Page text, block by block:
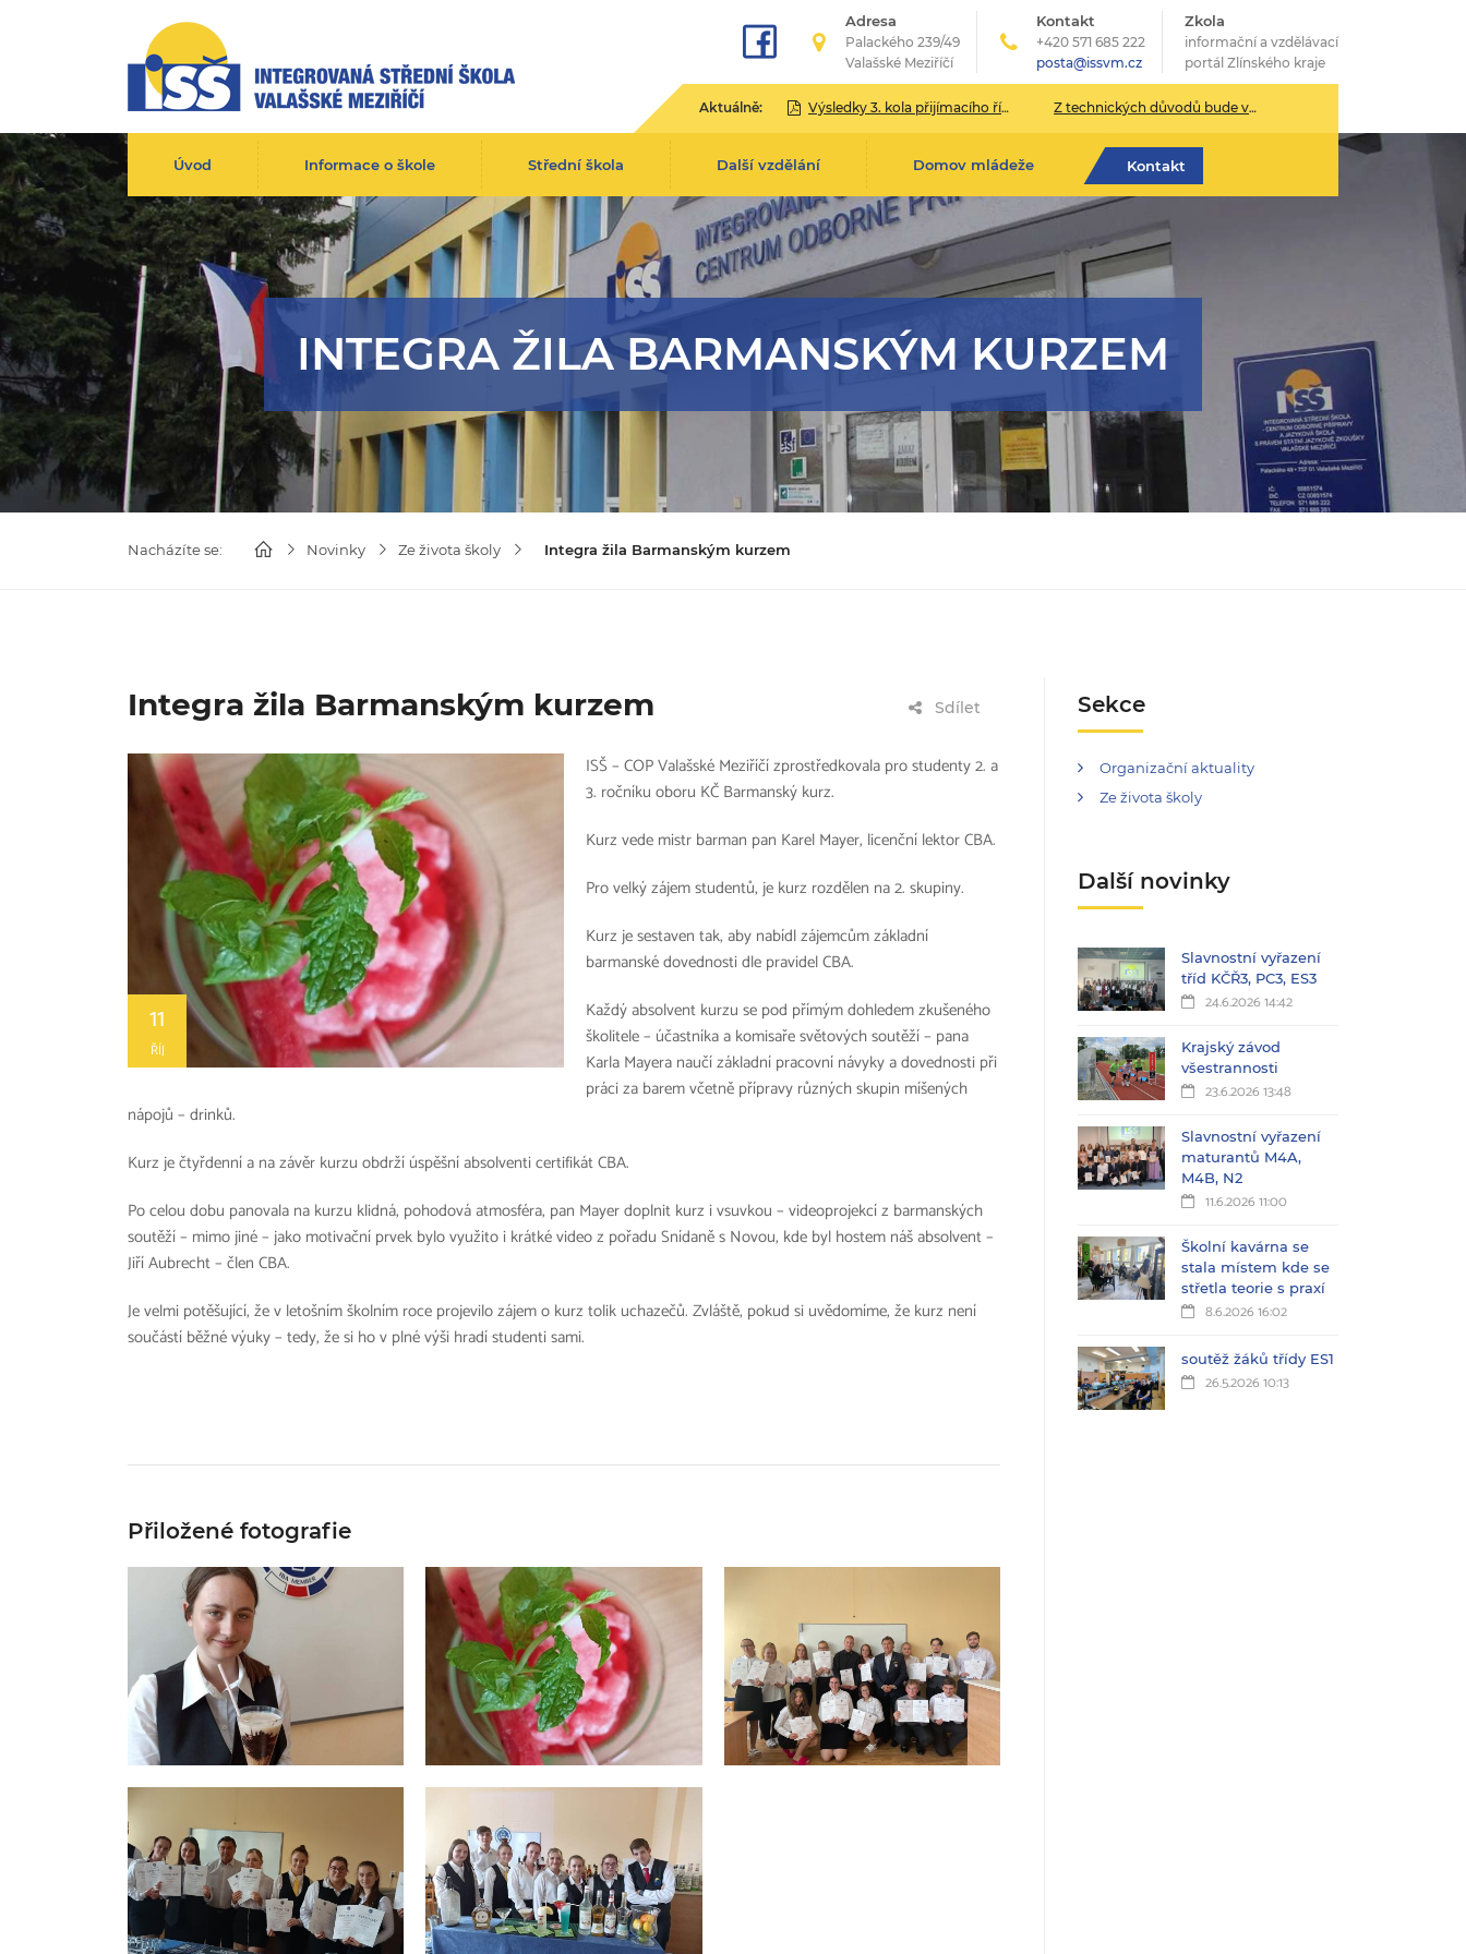
Adresa
Palackého 239/49
Valašské Meziříčí
Kontakt
+420 571 685 222
posta@issvm.cz
Zkola
informační a vzdělávací
portál Zlínského kraje
Aktuálně: Výsledky 3. kola přijímacího řízení pro školní rok 2026/2027 Z technických důvodů bude v pondělí 13. července sekretariát školy uzavřen.
Úvod Informace o škole Střední škola Další vzdělání Domov mládeže Kontakt
INTEGRA ŽILA BARMANSKÝM KURZEM
Nacházíte se: Novinky Ze života školy Integra žila Barmanským kurzem
Sdílet
Integra žila Barmanským kurzem
11
ŘÍJ
ISŠ – COP Valašské Meziříčí zprostředkovala pro studenty 2. a
3. ročníku oboru KČ Barmanský kurz.
Kurz vede mistr barman pan Karel Mayer, licenční lektor CBA.
Pro velký zájem studentů, je kurz rozdělen na 2. skupiny.
Kurz je sestaven tak, aby nabídl zájemcům základní
barmanské dovednosti dle pravidel CBA.
Každý absolvent kurzu se pod přímým dohledem zkušeného
školitele – účastníka a komisaře světových soutěží – pana
Karla Mayera naučí základní pracovní návyky a dovednosti při
práci za barem včetně přípravy různých skupin míšených
nápojů – drinků.
Kurz je čtyřdenní a na závěr kurzu obdrží úspěšní absolventi certifikát CBA.
Po celou dobu panovala na kurzu klidná, pohodová atmosféra, pan Mayer doplnit kurz i vsuvkou – videoprojekcí z barmanských
soutěží – mimo jiné – jako motivační prvek bylo využito i krátké video z pořadu Snídaně s Novou, kde byl hostem náš absolvent –
Jiří Aubrecht – člen CBA.
Je velmi potěšující, že v letošním školním roce projevilo zájem o kurz tolik uchazečů. Zvláště, pokud si uvědomíme, že kurz není
součástí běžné výuky – tedy, že si ho v plné výši hradí studenti sami.
Přiložené fotografie
Sekce
Organizační aktuality
Ze života školy
Další novinky
Slavnostní vyřazení
tříd KČŘ3, PC3, ES3
24.6.2026 14:42
Krajský závod
všestrannosti
23.6.2026 13:48
Slavnostní vyřazení
maturantů M4A,
M4B, N2
11.6.2026 11:00
Školní kavárna se
stala místem kde se
střetla teorie s praxí
8.6.2026 16:02
soutěž žáků třídy ES1
26.5.2026 10:13